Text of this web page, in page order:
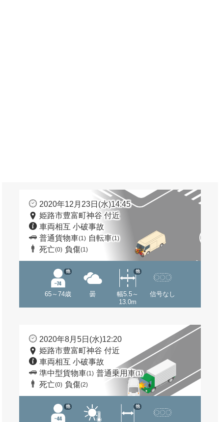
2020年12月23日(水)14:45
姫路市豊富町神谷 付近
車両相互 小破事故
普通貨物車(1) 自転車(1)
死亡(0) 負傷(1)
65～74歳
他
曇
幅5.5～
13.0m
他
信号なし
2020年8月5日(水)12:20
姫路市豊富町神谷 付近
車両相互 小破事故
準中型貨物車(1) 普通乗用車(1)
死亡(0) 負傷(2)
他 他